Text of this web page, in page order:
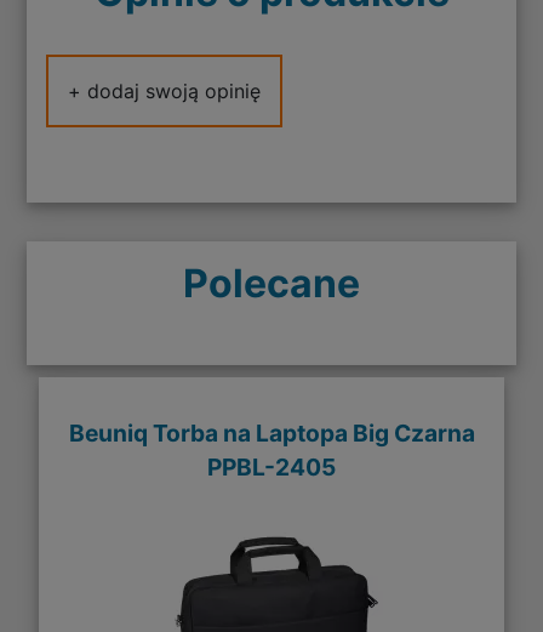
+ dodaj swoją opinię
Polecane
Beuniq Torba na Laptopa Big Czarna
PPBL-2405